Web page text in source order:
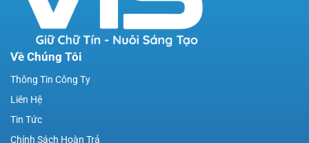
Về Chúng Tôi
Thông Tin Công Ty
Liên Hệ
Tin Tức
Chính Sách Hoàn Trả